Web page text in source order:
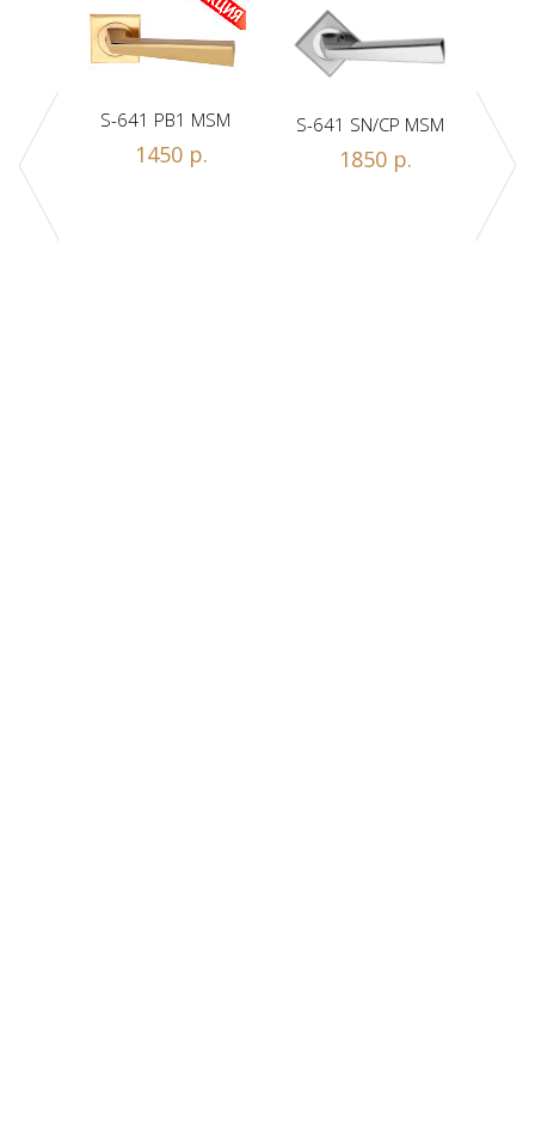
A
S-641 PB1 MSM
1450 р.
S-641 SN/CP MSM
1850 р.